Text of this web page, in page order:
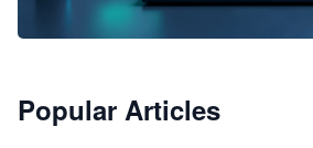
JimoClaw 桌面 AI Agent 工作台
Popular Articles